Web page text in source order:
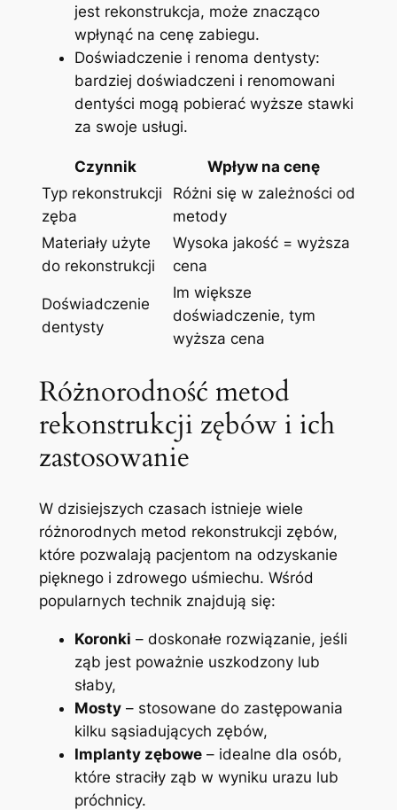
jest rekonstrukcja, może znacząco⁢
wpłynąć na cenę zabiegu.
Doświadczenie i renoma ⁣dentysty:
bardziej doświadczeni i renomowani⁣
dentyści‍ mogą pobierać‌ wyższe stawki
za swoje ⁢usługi.
Czynnik
Wpływ na cenę
Typ rekonstrukcji
⁣zęba
Różni się ‌w zależności od‌
metody
Materiały użyte
do ‍rekonstrukcji
Wysoka jakość = wyższa
cena
Doświadczenie
dentysty
Im większe
doświadczenie, ⁢tym
wyższa‌ cena
Różnorodność metod
rekonstrukcji⁢ zębów‌ i ich
zastosowanie
W dzisiejszych⁤ czasach ‌istnieje wiele
różnorodnych metod rekonstrukcji zębów,
które pozwalają pacjentom na odzyskanie
pięknego ⁣i zdrowego uśmiechu. Wśród
popularnych technik znajdują się:
Koronki – doskonałe rozwiązanie, jeśli
ząb ⁣jest poważnie uszkodzony lub
słaby,
Mosty– ‍stosowane do zastępowania
kilku sąsiadujących ‍zębów,
Implanty zębowe– idealne dla osób,‍
które straciły ząb⁢ w wyniku urazu lub
próchnicy.